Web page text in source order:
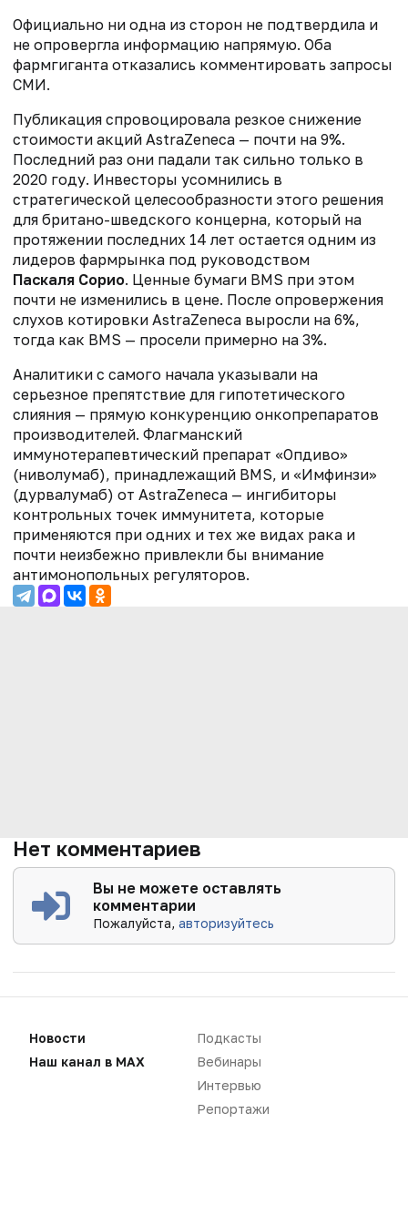
Официально ни одна из сторон не подтвердила и
не опровергла информацию напрямую. Оба
фармгиганта отказались комментировать запросы
СМИ.
Публикация спровоцировала резкое снижение
стоимости акций AstraZeneca — почти на 9%.
Последний раз они падали так сильно только в
2020 году. Инвесторы усомнились в
стратегической целесообразности этого решения
для британо-шведского концерна, который на
протяжении последних 14 лет остается одним из
лидеров фармрынка под руководством
Паскаля Сорио. Ценные бумаги BMS при этом
почти не изменились в цене. После опровержения
слухов котировки AstraZeneca выросли на 6%,
тогда как BMS — просели примерно на 3%.
Аналитики с самого начала указывали на
серьезное препятствие для гипотетического
слияния — прямую конкуренцию онкопрепаратов
производителей. Флагманский
иммунотерапевтический препарат «Опдиво»
(ниволумаб), принадлежащий BMS, и «Имфинзи»
(дурвалумаб) от AstraZeneca — ингибиторы
контрольных точек иммунитета, которые
применяются при одних и тех же видах рака и
почти неизбежно привлекли бы внимание
антимонопольных регуляторов.
Нет комментариев
Вы не можете оставлять
комментарии
Пожалуйста,авторизуйтесь
Новости
Наш канал в MAX
Подкасты
Вебинары
Интервью
Репортажи